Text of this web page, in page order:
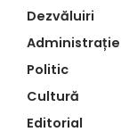
Dezvăluiri
Administrație
Politic
Cultură
Editorial